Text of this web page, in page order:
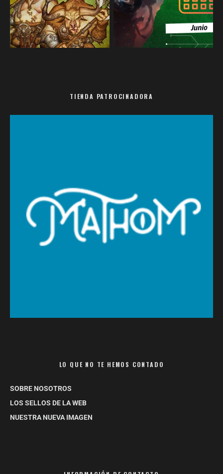
TIENDA PATROCINADORA
LO QUE NO TE HEMOS CONTADO
SOBRE NOSOTROS
LOS SELLOS DE LA WEB
NUESTRA NUEVA IMAGEN